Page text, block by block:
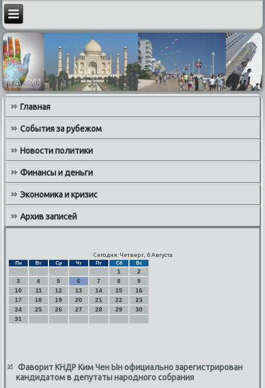
Главная
События за рубежом
Новости политики
Финансы и деньги
Экономика и кризис
Архив записей
Сегодня: Четверг, 6 Августа
Пн Вт Ср Чт Пт Сб Вс
1
2
3
4 5 6 7 8
9
10
11 12 13 14 15
16
17
18 19 20 21 22
23
24
25 26 27 28 29
30
31
Фаворит КНДР Ким Чен Ын официально зарегистрирован
кандидатом в депутаты народного собрания